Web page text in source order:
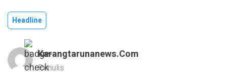
Headline
Karangtarunanews.com
Penulis